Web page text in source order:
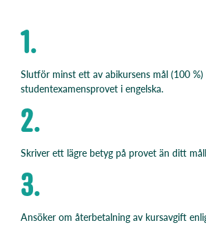
1.
Slutför minst ett av abikursens mål (100 %)
studentexamensprovet i engelska.
2.
Skriver ett lägre betyg på provet än ditt
3.
Ansöker om återbetalning av kursavgift